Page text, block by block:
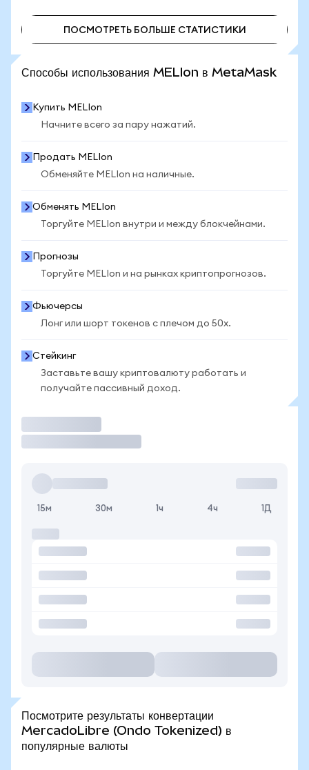
ПОСМОТРЕТЬ БОЛЬШЕ СТАТИСТИКИ
Способы использования MELIon в MetaMask
Купить MELIon
Начните всего за пару нажатий.
Продать MELIon
Обменяйте MELIon на наличные.
Обменять MELIon
Торгуйте MELIon внутри и между блокчейнами.
Прогнозы
Торгуйте MELIon и на рынках криптопрогнозов.
Фьючерсы
Лонг или шорт токенов с плечом до 50x.
Стейкинг
Заставьте вашу криптовалюту работать и
получайте пассивный доход.
15м 30м 1ч 4ч 1Д
Посмотрите результаты конвертации
MercadoLibre (Ondo Tokenized) в
популярные валюты